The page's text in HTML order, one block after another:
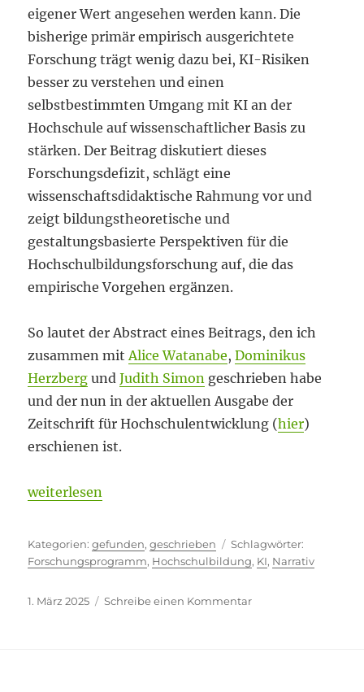
eigener Wert angesehen werden kann. Die
bisherige primär empirisch ausgerichtete
Forschung trägt wenig dazu bei, KI-Risiken
besser zu verstehen und einen
selbstbestimmten Umgang mit KI an der
Hochschule auf wissenschaftlicher Basis zu
stärken. Der Beitrag diskutiert dieses
Forschungsdefizit, schlägt eine
wissenschaftsdidaktische Rahmung vor und
zeigt bildungstheoretische und
gestaltungsbasierte Perspektiven für die
Hochschulbildungsforschung auf, die das
empirische Vorgehen ergänzen.
So lautet der Abstract eines Beitrags, den ich
zusammen mitAlice Watanabe,Dominikus
Herzberg undJudith Simon geschrieben habe
und der nun in der aktuellen Ausgabe der
Zeitschrift für Hochschulentwicklung (hier)
erschienen ist.
„Kulturpessimistisches Verlustnarrativ?“
weiterlesen
Kategorien
gefunden,geschrieben
Forschungsprogramm, Hochschulbildung, KI, Narrativ
Veröffentlicht
1. März 2025 Schreibe einen Kommentarzu